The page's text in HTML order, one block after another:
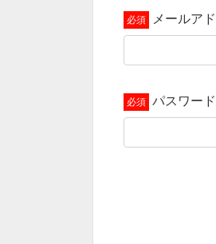
メールア
パスワード